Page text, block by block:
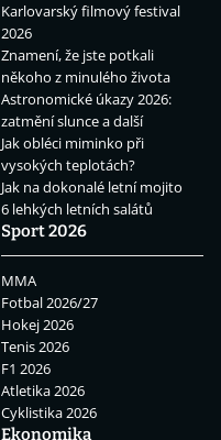
Karlovarský filmový festival
2026
Znamení, že jste potkali
někoho z minulého života
Astronomické úkazy 2026:
zatmění slunce a další
Jak obléci miminko při
vysokých teplotách?
Jak na dokonalé letní mojito
6 lehkých letních salátů
Sport 2026
MMA
Fotbal 2026/27
Hokej 2026
Tenis 2026
F1 2026
Atletika 2026
Cyklistika 2026
Ekonomika